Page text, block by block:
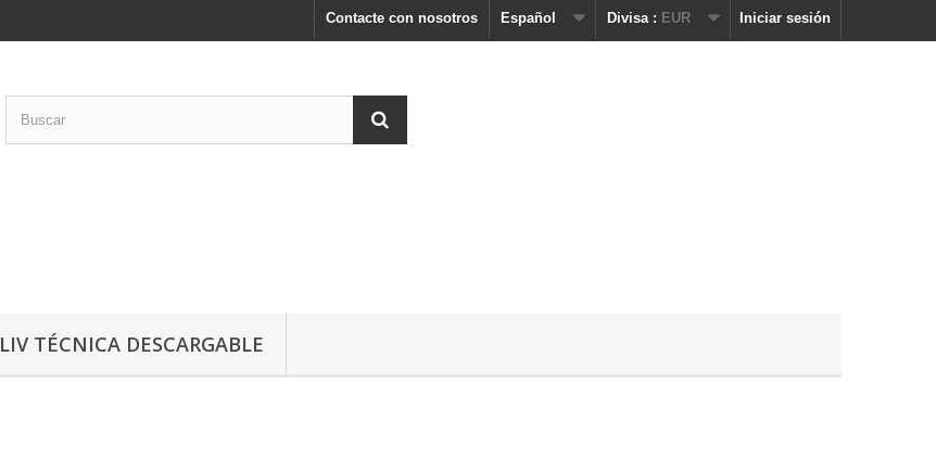
Iniciar sesión
Divisa : EUR
Español
Contacte con nosotros
LIV TÉCNICA DESCARGABLE